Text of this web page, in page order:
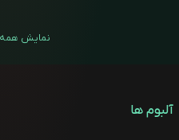
نمایش
آلبوم ها